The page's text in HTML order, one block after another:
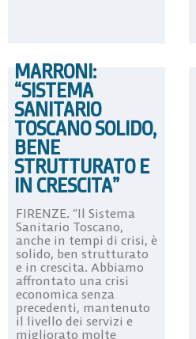
MARRONI:
“SISTEMA
SANITARIO
TOSCANO SOLIDO,
BENE
STRUTTURATO E
IN CRESCITA”
FIRENZE. “Il Sistema
Sanitario Toscano,
anche in tempi di crisi, è
solido, ben strutturato
e in crescita. Abbiamo
affrontato una crisi
economica senza
precedenti, mantenuto
il livello dei servizi e
migliorato molte